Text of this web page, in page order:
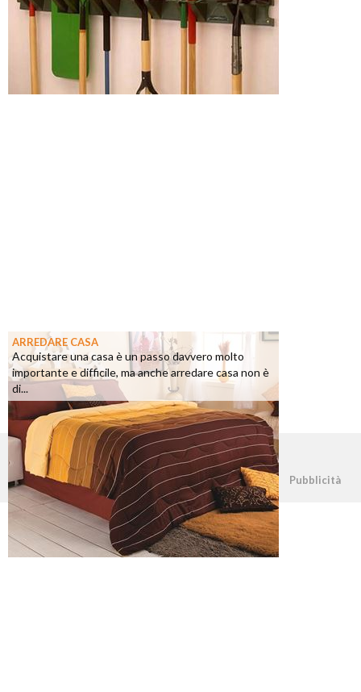
ARREDARE CASA
Acquistare una casa è un passo davvero molto
importante e difficile, ma anche arredare casa non è
di...
©2026 - casapratica.net - p.iva 03338800984 Pubblicità